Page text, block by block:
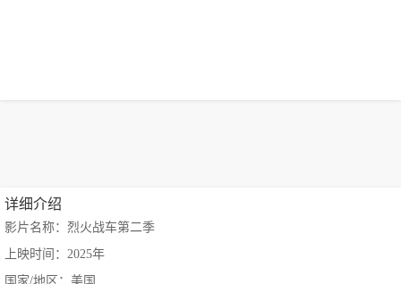
详细介绍
影片名称：烈火战车第二季
上映时间：2025年
国家/地区：美国